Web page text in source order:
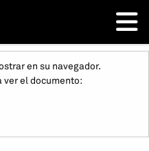
en su navegador.
ver el documento: